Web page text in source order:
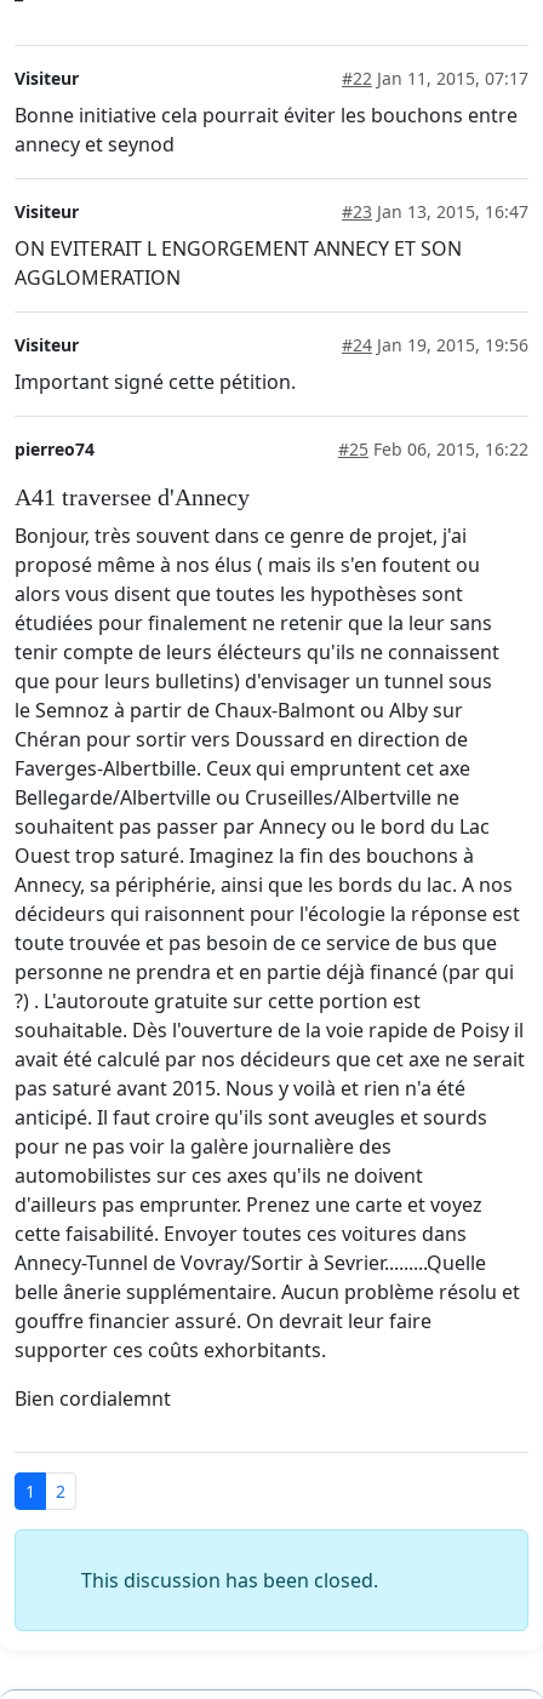
Visiteur #22 Jan 11, 2015, 07:17
Bonne initiative cela pourrait éviter les bouchons entre
annecy et seynod
Visiteur #23 Jan 13, 2015, 16:47
ON EVITERAIT L ENGORGEMENT ANNECY ET SON
AGGLOMERATION
Visiteur #24 Jan 19, 2015, 19:56
Important signé cette pétition.
pierreo74 #25 Feb 06, 2015, 16:22
A41 traversee d'Annecy
Bonjour, très souvent dans ce genre de projet, j'ai
proposé même à nos élus ( mais ils s'en foutent ou
alors vous disent que toutes les hypothèses sont
étudiées pour finalement ne retenir que la leur sans
tenir compte de leurs élécteurs qu'ils ne connaissent
que pour leurs bulletins) d'envisager un tunnel sous
le Semnoz à partir de Chaux-Balmont ou Alby sur
Chéran pour sortir vers Doussard en direction de
Faverges-Albertbille. Ceux qui empruntent cet axe
Bellegarde/Albertville ou Cruseilles/Albertville ne
souhaitent pas passer par Annecy ou le bord du Lac
Ouest trop saturé. Imaginez la fin des bouchons à
Annecy, sa périphérie, ainsi que les bords du lac. A nos
décideurs qui raisonnent pour l'écologie la réponse est
toute trouvée et pas besoin de ce service de bus que
personne ne prendra et en partie déjà financé (par qui
?) . L'autoroute gratuite sur cette portion est
souhaitable. Dès l'ouverture de la voie rapide de Poisy il
avait été calculé par nos décideurs que cet axe ne serait
pas saturé avant 2015. Nous y voilà et rien n'a été
anticipé. Il faut croire qu'ils sont aveugles et sourds
pour ne pas voir la galère journalière des
automobilistes sur ces axes qu'ils ne doivent
d'ailleurs pas emprunter. Prenez une carte et voyez
cette faisabilité. Envoyer toutes ces voitures dans
Annecy-Tunnel de Vovray/Sortir à Sevrier.........Quelle
belle ânerie supplémentaire. Aucun problème résolu et
gouffre financier assuré. On devrait leur faire
supporter ces coûts exhorbitants.
Bien cordialemnt
1 2
This discussion has been closed.